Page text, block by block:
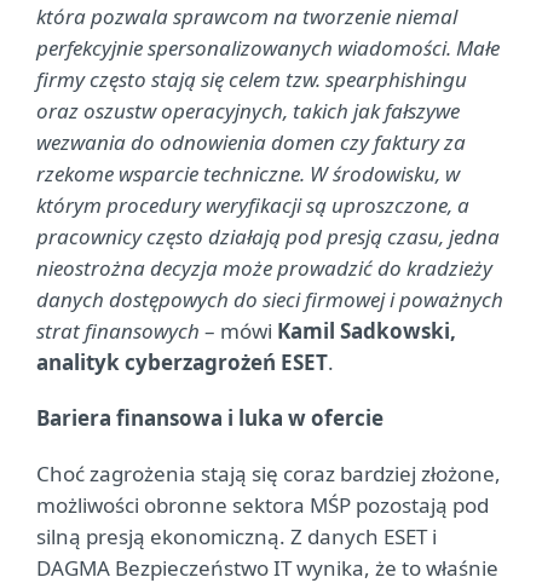
która pozwala sprawcom na tworzenie niemal
perfekcyjnie spersonalizowanych wiadomości. Małe
firmy często stają się celem tzw. spearphishingu
oraz oszustw operacyjnych, takich jak fałszywe
wezwania do odnowienia domen czy faktury za
rzekome wsparcie techniczne. W środowisku, w
którym procedury weryfikacji są uproszczone, a
pracownicy często działają pod presją czasu, jedna
nieostrożna decyzja może prowadzić do kradzieży
danych dostępowych do sieci firmowej i poważnych
strat finansowych – mówi Kamil Sadkowski,
analityk cyberzagrożeń ESET.
Bariera finansowa i luka w ofercie
Choć zagrożenia stają się coraz bardziej złożone,
możliwości obronne sektora MŚP pozostają pod
silną presją ekonomiczną. Z danych ESET i
DAGMA Bezpieczeństwo IT wynika, że to właśnie